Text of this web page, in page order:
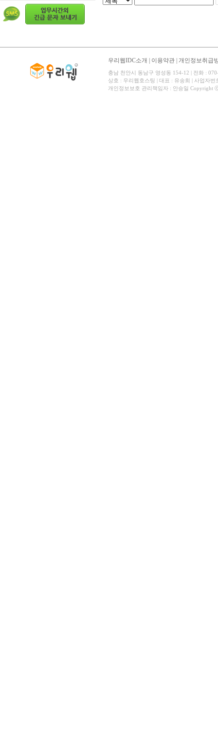
우리웹IDC소개 이용약관 개인정보취급
충남 천안시 동남구 영성동 154-12 | 전화 :
상호 : 우리웹호스팅 | 대표 : 유송희 | 사업자
개인정보보호 관리책임자 : 안승일 Copyright